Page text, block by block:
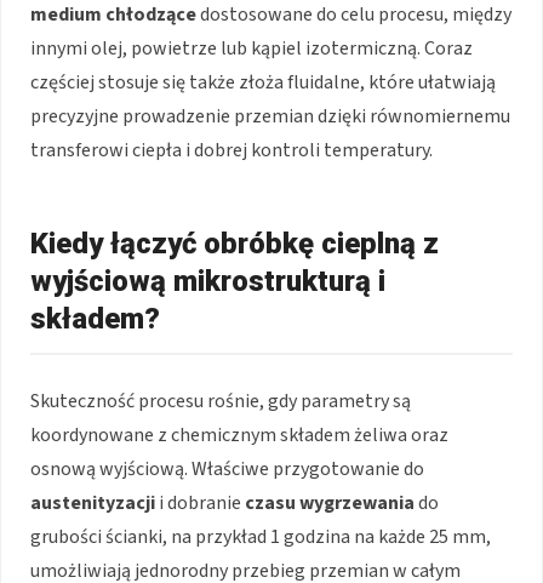
medium chłodzącedostosowane do celu procesu, między
innymi olej, powietrze lub kąpiel izotermiczną. Coraz
częściej stosuje się także złoża fluidalne, które ułatwiają
precyzyjne prowadzenie przemian dzięki równomiernemu
transferowi ciepła i dobrej kontroli temperatury.
Kiedy łączyć obróbkę cieplną z
wyjściową mikrostrukturą i
składem?
Skuteczność procesu rośnie, gdy parametry są
koordynowane z chemicznym składem żeliwa oraz
osnową wyjściową. Właściwe przygotowanie do
austenityzacjii dobranie czasu wygrzewaniado
grubości ścianki, na przykład 1 godzina na każde 25 mm,
umożliwiają jednorodny przebieg przemian w całym